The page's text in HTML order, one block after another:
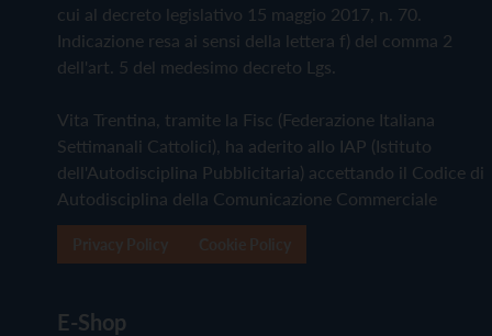
cui al decreto legislativo 15 maggio 2017, n. 70.
Indicazione resa ai sensi della lettera f) del comma 2
dell'art. 5 del medesimo decreto Lgs.
Vita Trentina, tramite la Fisc (Federazione Italiana
Settimanali Cattolici), ha aderito allo IAP (Istituto
dell'Autodisciplina Pubblicitaria) accettando il Codice di
Autodisciplina della Comunicazione Commerciale
E-Shop